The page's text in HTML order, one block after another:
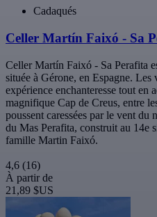
Cadaqués
Celler Martín Faixó - Sa
Celler Martín Faixó - Sa Perafita
située à Gérone, en Espagne.
expérience enchanteresse tout en
magnifique Cap de Creus, entre
poussent caressées par le vent
du Mas Perafita, construit au 14e
famille Martin Faixó.
4,6 (16)
À partir de
21,89 $US